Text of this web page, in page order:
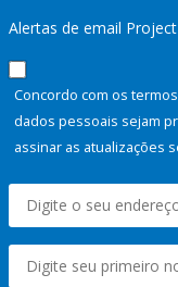
Alertas de email
Concordo com os
dados pessoais sejam
assinar as atualizações